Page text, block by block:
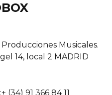
Musicales.
14, local 2 MADRID
+ (34) 91 366 84 11